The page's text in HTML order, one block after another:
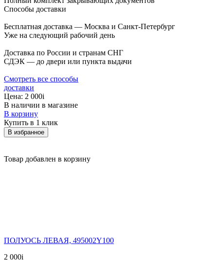
Способы доставки
Бесплатная доставка — Москва и Санкт-Петербург
Уже на следующий рабочий день
Доставка по России и странам СНГ
СДЭК — до двери или пункта выдачи
Смотреть все способы
доставки
Цена: 2 000i
В наличии в магазине
В корзину
Купить в 1 клик
В избранное
Товар добавлен в корзину
ПОЛУОСЬ ЛЕВАЯ, 495002Y100
2 000i